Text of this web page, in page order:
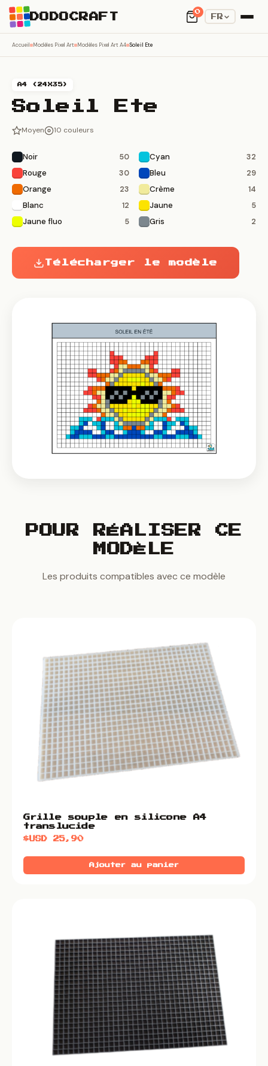
DODOCRAFT
0
FR
Accueil Modèles Pixel Art Modèles Pixel Art A4 Soleil Ete
A4 (24X35)
Soleil Ete
Moyen 10 couleurs
Noir 50 Cyan 32
Rouge 30 Bleu 29
Orange 23 Crème 14
Blanc 12 Jaune 5
Jaune fluo 5 Gris 2
Télécharger le modèle
POUR RÉALISER CE
MODÈLE
Les produits compatibles avec ce modèle
Grille souple en silicone A4
translucide
$USD25,90
Ajouter au panier